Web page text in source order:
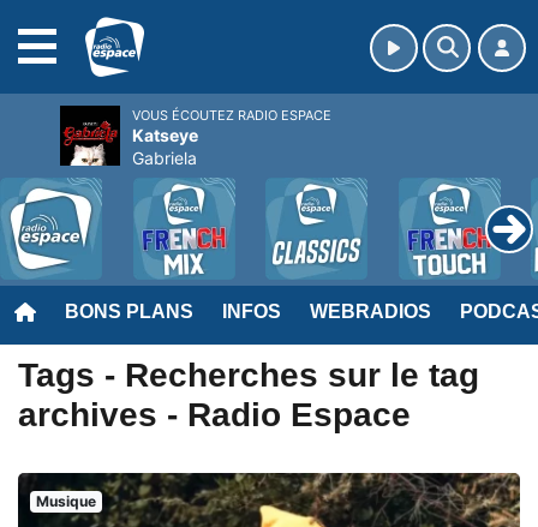
BONS PLANS INFOS WEBRADIOS
Tags - Recherches sur le tag
archives - Radio Espace
Musique
VOUS ÉCOUTEZ RADIO ESPACE
Katseye
Gabriela